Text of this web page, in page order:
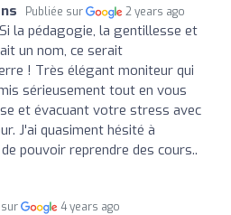
Publiée sur 2 years ago
Si la pédagogie, la gentillesse et
un nom, ce serait
! Très élégant moniteur qui
sérieusement tout en vous
et évacuant votre stress avec
J'ai quasiment hésité à
pouvoir reprendre des cours..
sur 4 years ago